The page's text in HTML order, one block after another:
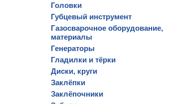
Головки
Губцевый инструмент
Газосварочное оборудование,
материалы
Генераторы
Гладилки и тёрки
Диски, круги
Заклёпки
Заклёпочники